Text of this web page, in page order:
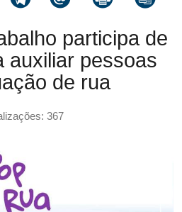
participa de
auxiliar pessoas
de rua
367